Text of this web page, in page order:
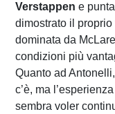
Verstappen e
dimostrato il
dominata da
condizioni più
Quanto ad
c’è, ma
sembra voler